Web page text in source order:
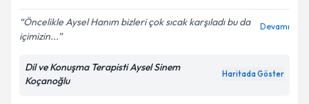
Kişisel verilerimin işlenmesine ilişkin
Aydınlatma
Metni
Öncelikle Aysel Hanım bizleri çok sıcak karşıladı bu da
içimizin...
Devamı
Dil ve Konuşma Terapisti Aysel Sinem
Koçanoğlu
Haritada Göster